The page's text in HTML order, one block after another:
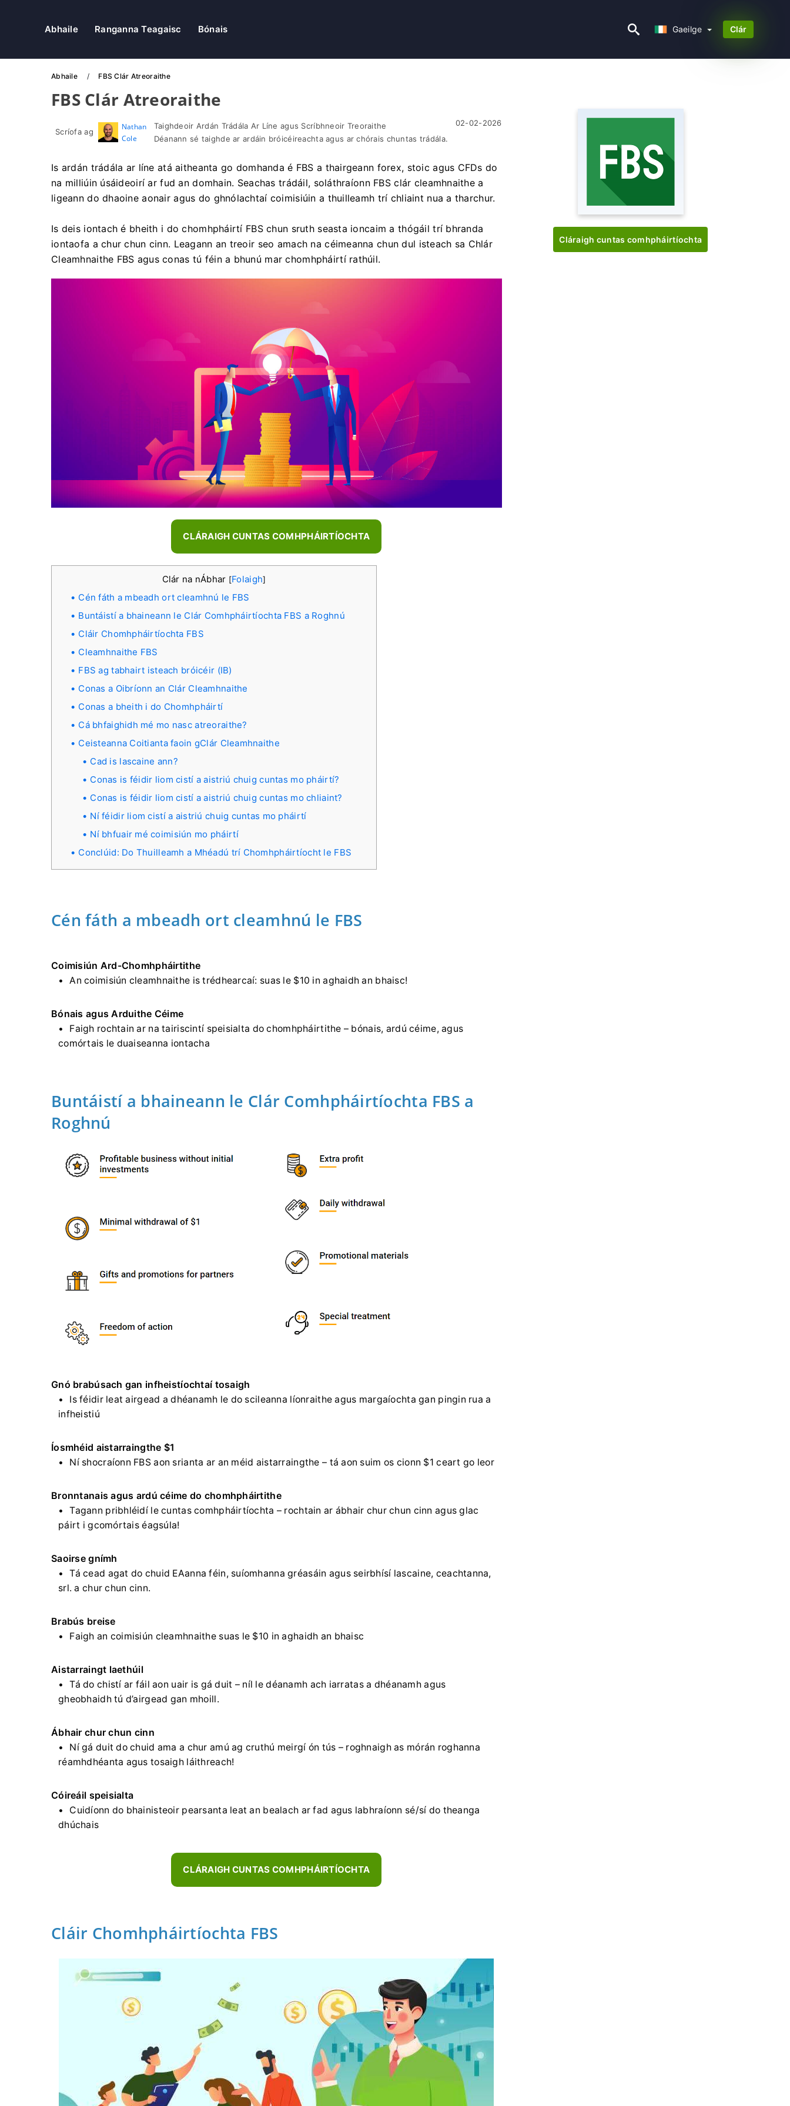
Abhaile Ranganna Teagaisc Bónais Gaeilge Clár
Abhaile FBS Clár Atreoraithe
FBS Clár Atreoraithe
Scríofa ag
Nathan
Cole
Taighdeoir Ardán Trádála Ar Líne agus Scríbhneoir Treoraithe
Déanann sé taighde ar ardáin bróicéireachta agus ar chórais chuntas trádála.
02-02-2026
Is ardán trádála ar líne atá aitheanta go domhanda é FBS a thairgeann forex, stoic agus CFDs do
na milliúin úsáideoirí ar fud an domhain. Seachas trádáil, soláthraíonn FBS clár cleamhnaithe a
ligeann do dhaoine aonair agus do ghnólachtaí coimisiúin a thuilleamh trí chliaint nua a tharchur.
Is deis iontach é bheith i do chomhpháirtí FBS chun sruth seasta ioncaim a thógáil trí bhranda
iontaofa a chur chun cinn. Leagann an treoir seo amach na céimeanna chun dul isteach sa Chlár
Cleamhnaithe FBS agus conas tú féin a bhunú mar chomhpháirtí rathúil.
CLÁRAIGH CUNTAS COMHPHÁIRTÍOCHTA
Clár na nÁbhar [Folaigh]
Cén fáth a mbeadh ort cleamhnú le FBS
Buntáistí a bhaineann le Clár Comhpháirtíochta FBS a Roghnú
Cláir Chomhpháirtíochta FBS
Cleamhnaithe FBS
FBS ag tabhairt isteach bróicéir (IB)
Conas a Oibríonn an Clár Cleamhnaithe
Conas a bheith i do Chomhpháirtí
Cá bhfaighidh mé mo nasc atreoraithe?
Ceisteanna Coitianta faoin gClár Cleamhnaithe
Cad is lascaine ann?
Conas is féidir liom cistí a aistriú chuig cuntas mo pháirtí?
Conas is féidir liom cistí a aistriú chuig cuntas mo chliaint?
Ní féidir liom cistí a aistriú chuig cuntas mo pháirtí
Ní bhfuair mé coimisiún mo pháirtí
Conclúid: Do Thuilleamh a Mhéadú trí Chomhpháirtíocht le FBS
Cén fáth a mbeadh ort cleamhnú le FBS
Coimisiún Ard-Chomhpháirtithe
An coimisiún cleamhnaithe is trédhearcaí: suas le $10 in aghaidh an bhaisc!
Bónais agus Arduithe Céime
Faigh rochtain ar na tairiscintí speisialta do chomhpháirtithe – bónais, ardú céime, agus
comórtais le duaiseanna iontacha
Buntáistí a bhaineann le Clár Comhpháirtíochta FBS a
Roghnú
Gnó brabúsach gan infheistíochtaí tosaigh
Is féidir leat airgead a dhéanamh le do scileanna líonraithe agus margaíochta gan pingin rua a
infheistiú
Íosmhéid aistarraingthe $1
Ní shocraíonn FBS aon srianta ar an méid aistarraingthe – tá aon suim os cionn $1 ceart go leor
Bronntanais agus ardú céime do chomhpháirtithe
Tagann pribhléidí le cuntas comhpháirtíochta – rochtain ar ábhair chur chun cinn agus glac
páirt i gcomórtais éagsúla!
Saoirse gnímh
Tá cead agat do chuid EAanna féin, suíomhanna gréasáin agus seirbhísí lascaine, ceachtanna,
srl. a chur chun cinn.
Brabús breise
Faigh an coimisiún cleamhnaithe suas le $10 in aghaidh an bhaisc
Aistarraingt laethúil
Tá do chistí ar fáil aon uair is gá duit – níl le déanamh ach iarratas a dhéanamh agus
gheobhaidh tú d’airgead gan mhoill.
Ábhair chur chun cinn
Ní gá duit do chuid ama a chur amú ag cruthú meirgí ón tús – roghnaigh as mórán roghanna
réamhdhéanta agus tosaigh láithreach!
Cóireáil speisialta
Cuidíonn do bhainisteoir pearsanta leat an bealach ar fad agus labhraíonn sé/sí do theanga
dhúchais
CLÁRAIGH CUNTAS COMHPHÁIRTÍOCHTA
Cláir Chomhpháirtíochta FBS
Cláraigh cuntas comhpháirtíochta